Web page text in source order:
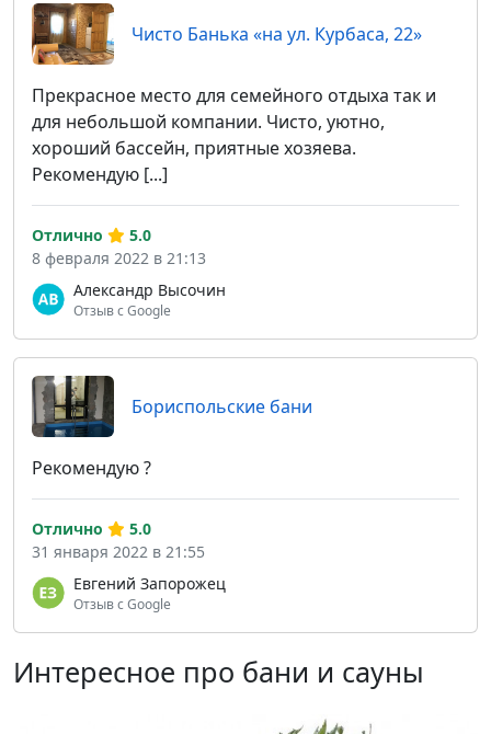
Чисто Банька «на ул. Курбаса, 22»
Прекрасное место для семейного отдыха так и
для небольшой компании. Чисто, уютно,
хороший бассейн, приятные хозяева.
Рекомендую [...]
Александр Высочин
Отзыв с Google
Отлично
5.0
8 февраля 2022 в 21:13
Бориспольские бани
Рекомендую ?
Евгений Запорожец
Отзыв с Google
Отлично
5.0
31 января 2022 в 21:55
Интересное про бани и сауны